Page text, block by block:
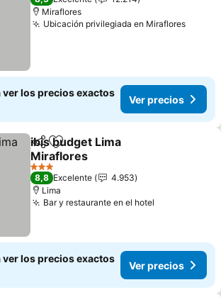
Miraflores
Ubicación privilegiada en MirafloresVer
ver los precios exactos
Ver precios
CompartirAgregar a favoritos
ibis budget Lima
Miraflores
Ver precios
3 Estrellas
8,8 Excelente
4.953
Lima
Bar y restaurante en el hotel
ver los precios exactos
Ver precios